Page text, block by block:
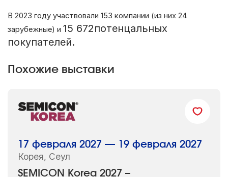
В 2023 году участвовали 153 компании (из них 24
зарубежные) и 15 672потенцальных
покупателей.
Похожие выставки
SEMICON Korea 2027 –
17 февраля 2027 — 19 февраля 2027
Корея, Сеул